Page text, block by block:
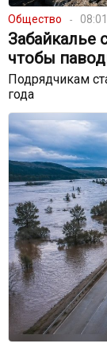
Общество
Забайкалье
чтобы
Подрядчикам
года